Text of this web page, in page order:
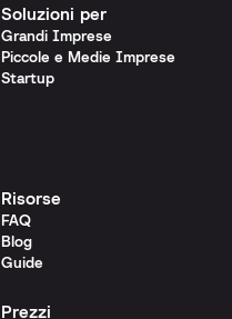
Soluzioni per
Grandi Imprese
Piccole e Medie Imprese
Startup
Risorse
FAQ
Blog
Guide
Prezzi